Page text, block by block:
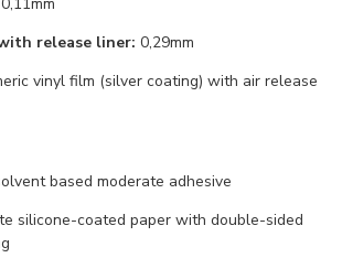
release liner: 0,29mm
vinyl film (silver coating) with air release
based moderate adhesive
silicone-coated paper with double-sided